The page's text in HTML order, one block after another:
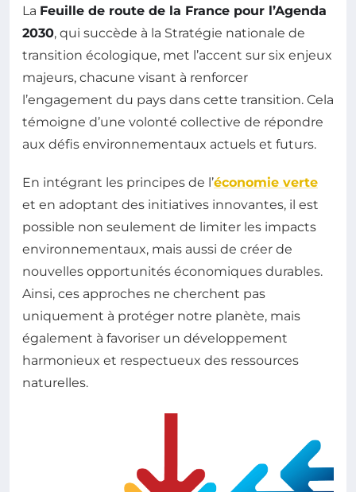
La Feuille de route de la France pour l’Agenda
2030, qui succède à la Stratégie nationale de
transition écologique, met l’accent sur six enjeux
majeurs, chacune visant à renforcer
l’engagement du pays dans cette transition. Cela
témoigne d’une volonté collective de répondre
aux défis environnementaux actuels et futurs.
En intégrant les principes de l’économie verte
et en adoptant des initiatives innovantes, il est
possible non seulement de limiter les impacts
environnementaux, mais aussi de créer de
nouvelles opportunités économiques durables.
Ainsi, ces approches ne cherchent pas
uniquement à protéger notre planète, mais
également à favoriser un développement
harmonieux et respectueux des ressources
naturelles.